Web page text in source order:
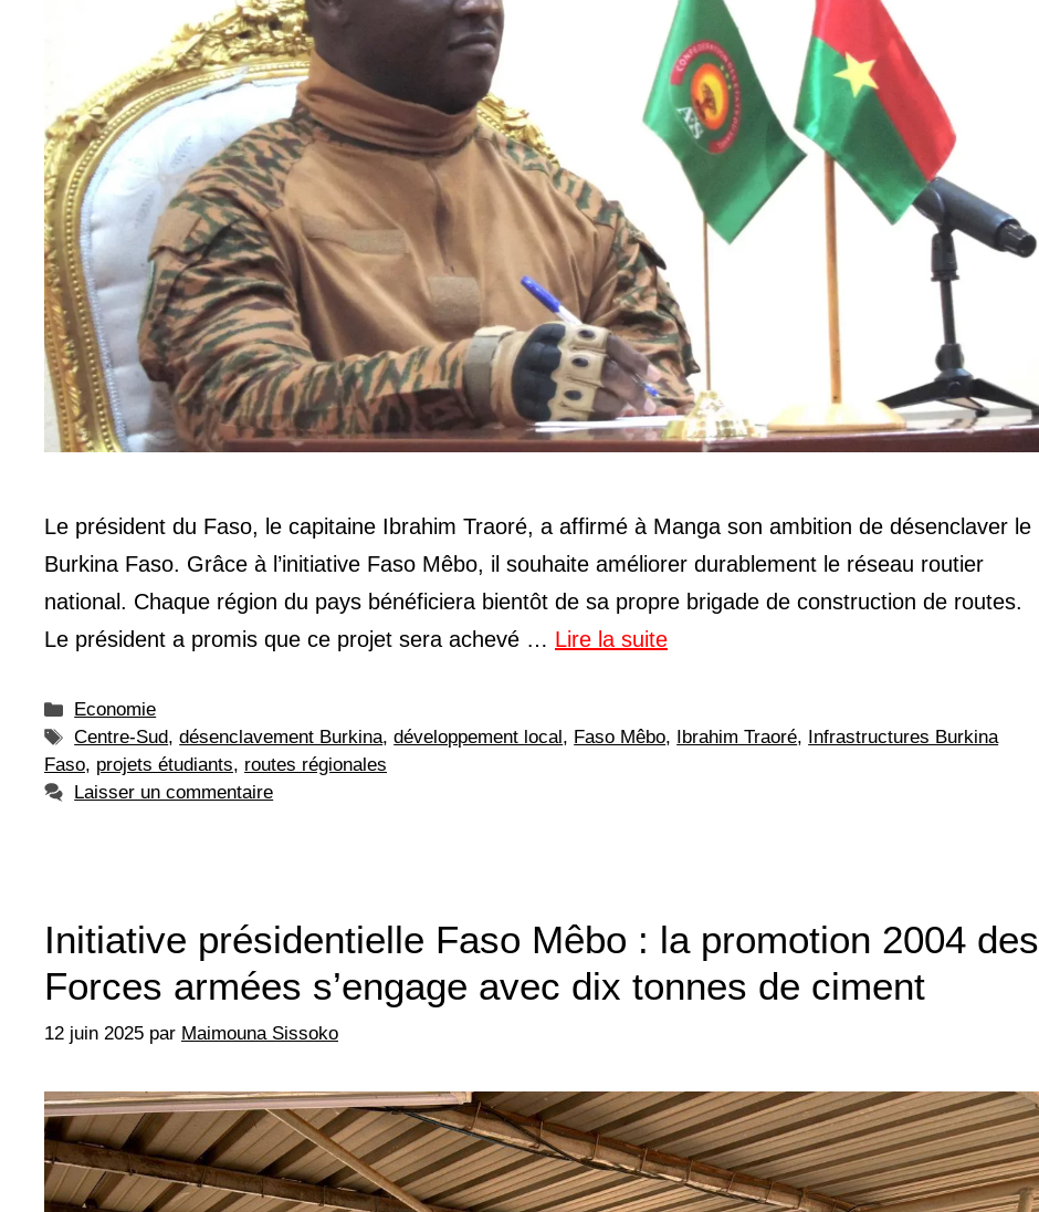
Le président du Faso, le capitaine Ibrahim Traoré, a affirmé à Manga son ambition de désenclaver le
Burkina Faso. Grâce à l’initiative Faso Mêbo, il souhaite améliorer durablement le réseau routier
national. Chaque région du pays bénéficiera bientôt de sa propre brigade de construction de routes.
Le président a promis que ce projet sera achevé … Lire la suite
Catégories
Economie
Étiquettes
Centre-Sud,désenclavement Burkina,développement local , Faso Mêbo, Ibrahim Traoré,
Infrastructures Burkina
Faso, projets étudiants, routes régionales
Laisser un commentaire
Initiative présidentielle Faso Mêbo : la promotion 2004 des
Forces armées s’engage avec dix tonnes de ciment
12 juin 2025 par Maimouna Sissoko